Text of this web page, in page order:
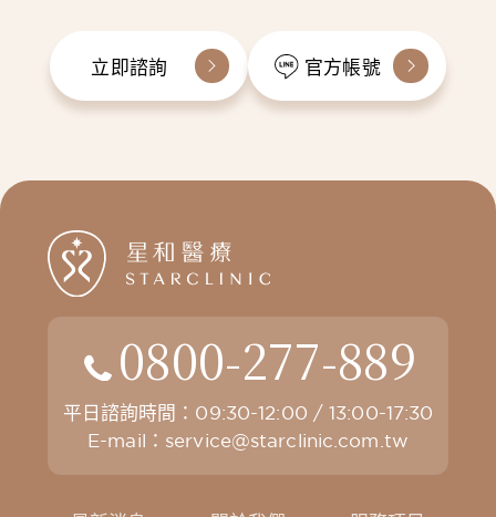
立即諮詢 官方帳號
0800-277-889
平日諮詢時間：09:30-12:00 / 13:00-17:30
E-mail： service@starclinic.com.tw